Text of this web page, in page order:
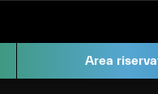
Area